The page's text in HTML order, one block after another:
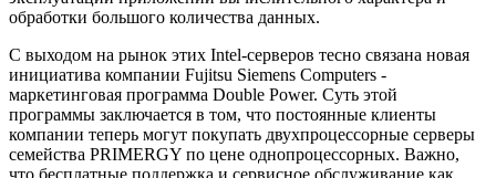
обработки большого количества данных.
С выходом на рынок этих Intel-серверов тесно связана новая
инициатива компании Fujitsu Siemens Computers -
маркетинговая программа Double Power. Суть этой
программы заключается в том, что постоянные клиенты
компании теперь могут покупать двухпроцессорные серверы
семейства PRIMERGY по цене однопроцессорных. Важно,
что бесплатные поддержка и сервисное обслуживание как